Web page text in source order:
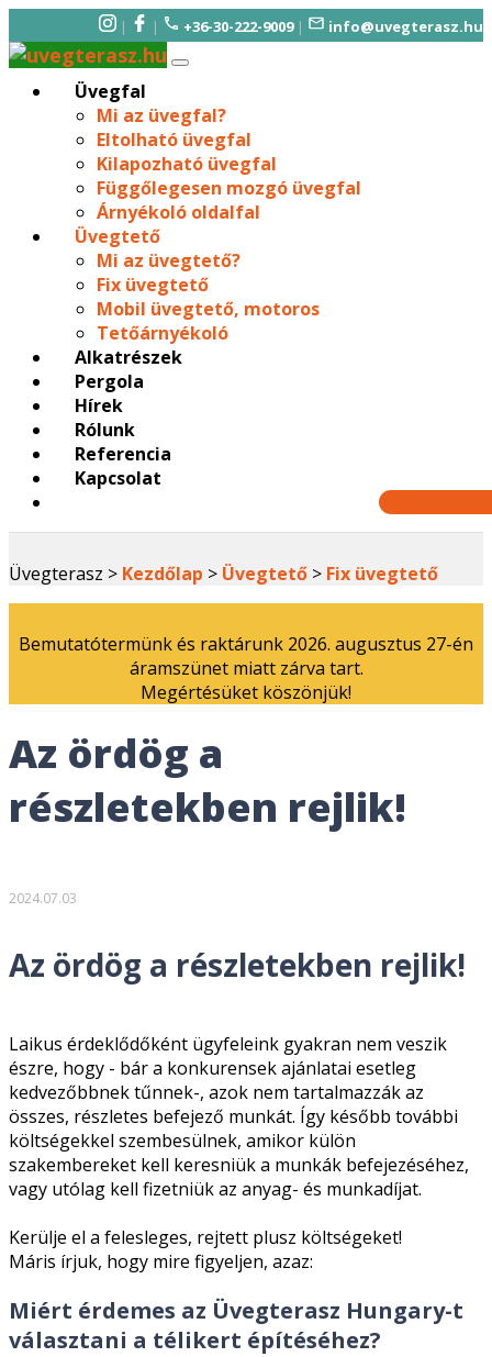
| | +36-30-222-9009 | info@uvegterasz.hu
Üvegfal
Mi az üvegfal?
Eltolható üvegfal
Kilapozható üvegfal
Függőlegesen mozgó üvegfal
Árnyékoló oldalfal
Üvegtető
Mi az üvegtető?
Fix üvegtető
Mobil üvegtető, motoros
Tetőárnyékoló
Alkatrészek
Pergola
Hírek
Rólunk
Referencia
Kapcsolat
Üvegterasz > Kezdőlap > Üvegtető > Fix üvegtető
Bemutatótermünk és raktárunk 2026. augusztus 27-én
áramszünet miatt zárva tart.
Megértésüket köszönjük!
Az ördög a
részletekben rejlik!
2024.07.03
Az ördög a részletekben rejlik!
Laikus érdeklődőként ügyfeleink gyakran nem veszik
észre, hogy - bár a konkurensek ajánlatai esetleg
kedvezőbbnek tűnnek-, azok nem tartalmazzák az
összes, részletes befejező munkát. Így később további
költségekkel szembesülnek, amikor külön
szakembereket kell keresniük a munkák befejezéséhez,
vagy utólag kell fizetniük az anyag- és munkadíjat.
Kerülje el a felesleges, rejtett plusz költségeket!
Máris írjuk, hogy mire figyeljen, azaz:
Miért érdemes az Üvegterasz Hungary-t
választani a télikert építéséhez?